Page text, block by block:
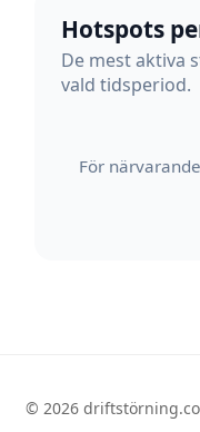
Hotspots
De mest aktiva
vald tidsperiod.
För
© 2026